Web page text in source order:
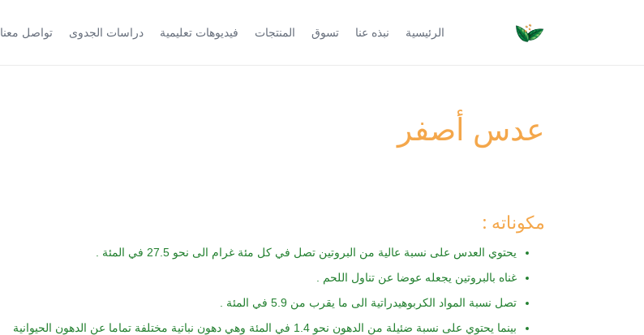
الرئيسية نبذه عنا تسوق المنتجات فيديوهات تعليمية دراسات الجدوى تواصل معنا
عدس أصفر
مكوناته :
يحتوي العدس على نسبة عالية من البروتين تصل في كل مئة غرام الى نحو 27.5 في المئة .
غناه بالبروتين يجعله عوضا عن تناول اللحم .
تصل نسبة المواد الكربوهيدراتية الى ما يقرب من 5.9 في المئة .
بينما يحتوي على نسبة ضئيلة من الدهون نحو 1.4 في المئة وهي دهون نباتية مختلفة تماما عن الدهون الحيوانية